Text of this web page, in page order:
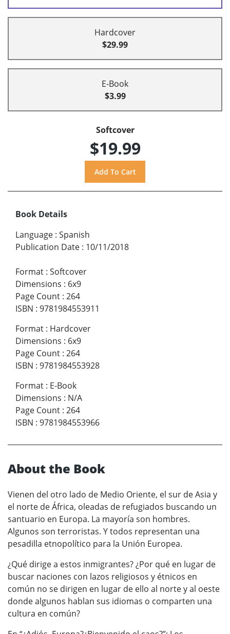
Hardcover
$29.99
E-Book
$3.99
Softcover
$19.99
Book Details
Language : Spanish
Publication Date : 10/11/2018
Format : Softcover
Dimensions : 6x9
Page Count : 264
ISBN : 9781984553911
Format : Hardcover
Dimensions : 6x9
Page Count : 264
ISBN : 9781984553928
Format : E-Book
Dimensions : N/A
Page Count : 264
ISBN : 9781984553966
About the Book
Vienen del otro lado de Medio Oriente, el sur de Asia y
el norte de África, oleadas de refugiados buscando un
santuario en Europa. La mayoría son hombres.
Algunos son terroristas. Y todos representan una
pesadilla etnopolítico para la Unión Europea.
¿Qué dirige a estos inmigrantes? ¿Por qué en lugar de
buscar naciones con lazos religiosos y étnicos en
común no se dirigen en lugar de ello al norte y al oeste
donde algunos hablan sus idiomas o comparten una
cultura en común?